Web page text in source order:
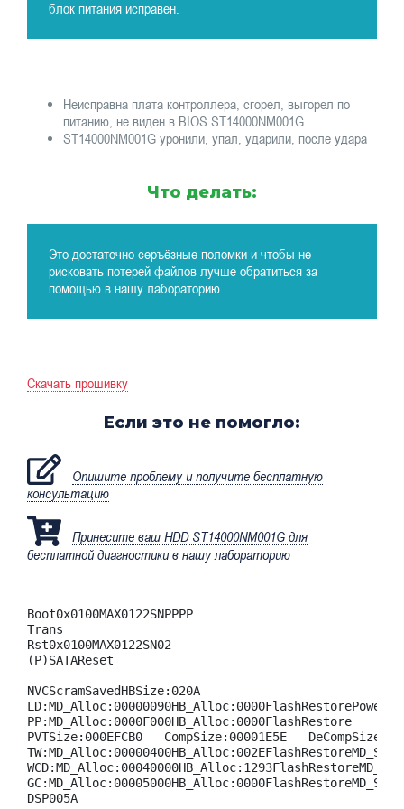
блок питания исправен.
Неисправна плата контроллера, сгорел, выгорел по
питанию, не виден в BIOS ST14000NM001G
ST14000NM001G уронили, упал, ударили, после удара
Что делать:
Это достаточно серъёзные поломки и чтобы не
рисковать потерей файлов лучше обратиться за
помощью в нашу лабораторию
Скачать прошивку
Если это не помогло:
Опишите проблему и получите бесплатную
консультацию
Принесите ваш HDD ST14000NM001G для
бесплатной диагностики в нашу лабораторию
Boot0x0100MAX0122SNРРРР
Trans
Rst0x0100MAX0122SN02
(P)SATAReset
NVCScramSavedHBSize:020A
PP:MD_Alloc:0000F000HB_Alloc:0000FlashRestore
PVTSize:000EFCB0   CompSize:00001E5E
DSP005A